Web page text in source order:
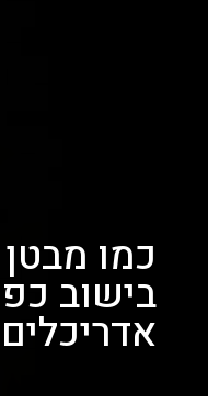
כמו
בישוב
אדריכלים